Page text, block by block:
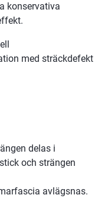
konservativa
med sträckdefekt
delas i
och strängen
avlägsnas.